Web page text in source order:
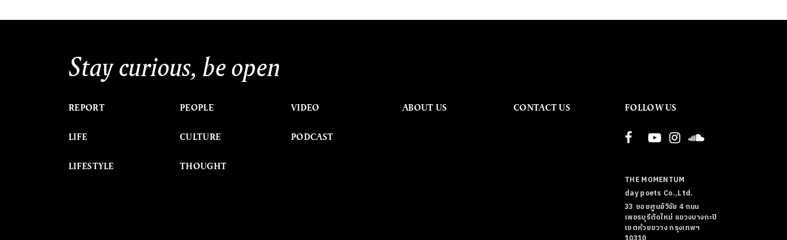
Stay curious, be open
REPORT
LIFE
LIFESTYLE
PEOPLE
CULTURE
THOUGHT
VIDEO
PODCAST
ABOUT US CONTACT US FOLLOW US
THE MOMENTUM
day poets Co.,Ltd.
33 ซอยศูนย์วิจัย 4 ถนน
เพชรบุรีตัดใหม่ แขวงบางกะปิ
เขตห้วยขวาง กรุงเทพฯ